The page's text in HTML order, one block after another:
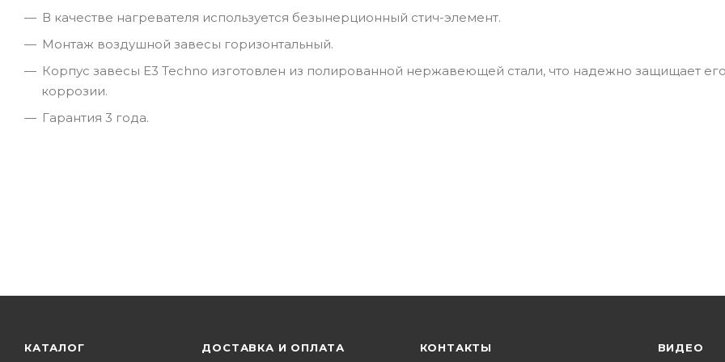
В качестве нагревателя используется безынерционный стич-элемент.
Монтаж воздушной завесы горизонтальный.
Корпус завесы E3 Techno изготовлен из полированной нержавеющей стали, что надежно защищает
коррозии.
Гарантия 3 года.
КАТАЛОГ ДОСТАВКА И ОПЛАТА КОНТАКТЫ ВИДЕО